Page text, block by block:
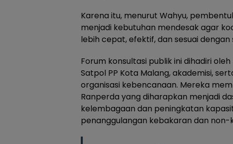
Karena itu, menurut Wahyu,
menjadi kebutuhan mendesak agar
lebih cepat, efektif, dan sesuai
Forum konsultasi publik ini dihadiri
Satpol PP Kota Malang, akademisi,
organisasi kebencanaan. Mereka
Ranperda yang diharapkan menjadi
kelembagaan dan peningkatan
penanggulangan kebakaran dan non-